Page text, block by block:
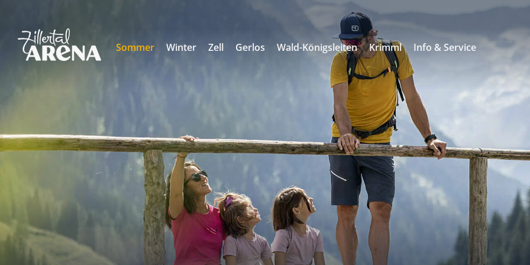
Sommer Winter Zell Gerlos Wald-Königsleiten Krimml Info & Service